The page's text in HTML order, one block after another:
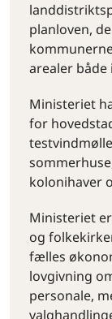
planloven,
arealer både
Ministeriet
for
kolonihaver
Ministeriet
og
fælles
lovgivning
personale,